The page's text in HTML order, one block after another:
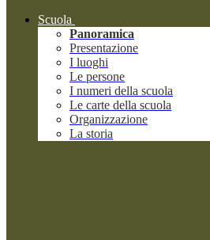
Scuola
Panoramica
Presentazione
I luoghi
Le persone
I numeri della scuola
Le carte della scuola
Organizzazione
La storia